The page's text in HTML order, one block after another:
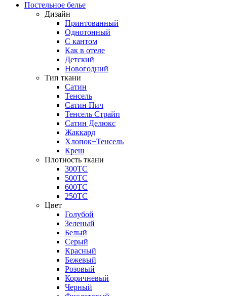
Постельное белье
Дизайн
Принтованный
Однотонный
С кантом
Как в отеле
Детский
Новогодний
Тип ткани
Сатин
Тенсель
Сатин Пич
Тенсель Страйп
Сатин Делюкс
Жаккард
Хлопок+Тенсель
Креш
Плотность ткани
300ТС
500ТС
600ТС
250ТС
Цвет
Голубой
Зеленый
Белый
Серый
Красный
Бежевый
Розовый
Коричневый
Черный